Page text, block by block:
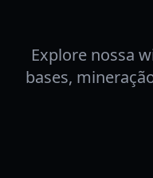
Explore nossa
bases,